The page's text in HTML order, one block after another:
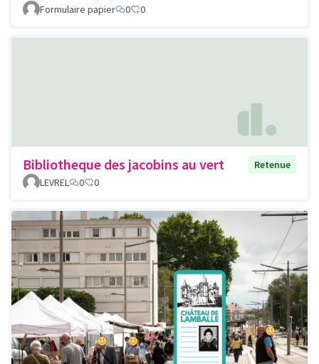
Formulaire papier 0 0
Bibliotheque des jacobins au vert
Retenue
LEVREL
0 0